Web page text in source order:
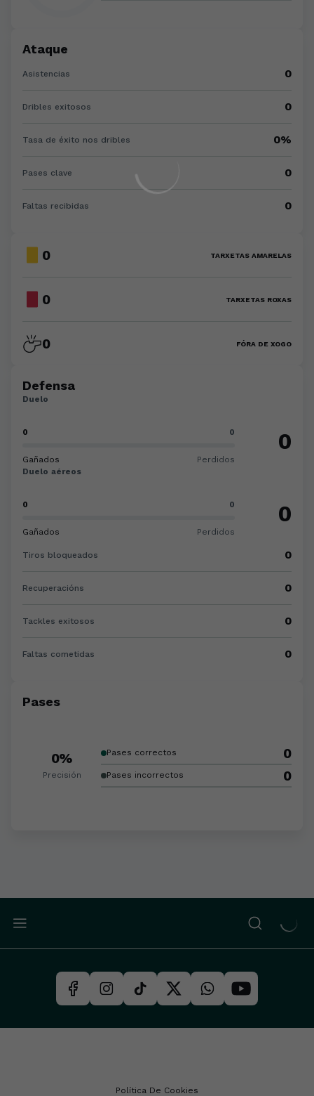
Ataque
Asistencias 0
Dribles exitosos 0
Tasa de éxito nos dribles 0%
Pases clave 0
Faltas recibidas 0
0 TARXETAS AMARELAS
0 TARXETAS ROXAS
0 FÓRA DE XOGO
Defensa
Duelo
0 0
Gañados Perdidos
0
Duelo aéreos
0 0
Gañados Perdidos
0
Tiros bloqueados 0
Recuperacións 0
Tackles exitosos 0
Faltas cometidas 0
Pases
0%
Precisión
Pases correctos 0
Pases incorrectos 0
Política De Cookies